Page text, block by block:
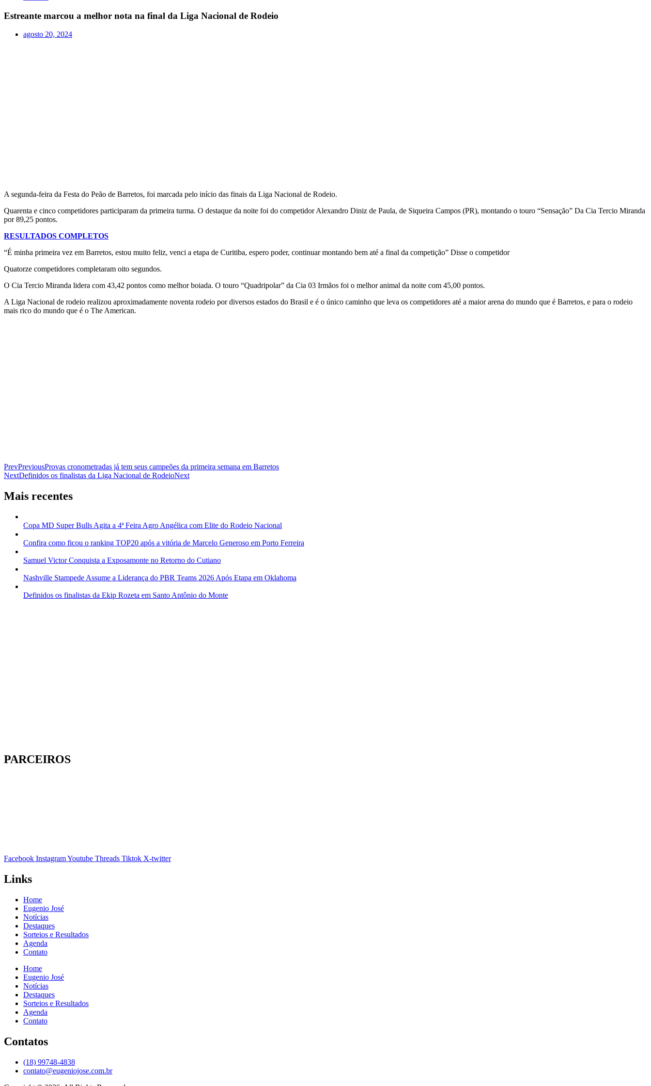
Estreante marcou a melhor nota na final da Liga Nacional de Rodeio
agosto 20, 2024
A segunda-feira da Festa do Peão de Barretos, foi marcada pelo início das finais da Liga Nacional de Rodeio.
Quarenta e cinco competidores participaram da primeira turma. O destaque da noite foi do competidor Alexandro Diniz de Paula, de Siqueira Campos (PR), montando o touro “Sensação” Da Cia Tercio Miranda
por 89,25 pontos.
RESULTADOS COMPLETOS
“É minha primeira vez em Barretos, estou muito feliz, venci a etapa de Curitiba, espero poder, continuar montando bem até a final da competição” Disse o competidor
Quatorze competidores completaram oito segundos.
O Cia Tercio Miranda lidera com 43,42 pontos como melhor boiada. O touro “Quadripolar” da Cia 03 Irmãos foi o melhor animal da noite com 45,00 pontos.
A Liga Nacional de rodeio realizou aproximadamente noventa rodeio por diversos estados do Brasil e é o único caminho que leva os competidores até a maior arena do mundo que é Barretos, e para o rodeio
mais rico do mundo que é o The American.
PrevPreviousProvas cronometradas já tem seus campeões da primeira semana em Barretos
NextDefinidos os finalistas da Liga Nacional de RodeioNext
Mais recentes
Copa MD Super Bulls Agita a 4ª Feira Agro Angélica com Elite do Rodeio Nacional
Confira como ficou o ranking TOP20 após a vitória de Marcelo Generoso em Porto Ferreira
Samuel Victor Conquista a Exposamonte no Retorno do Cutiano
Nashville Stampede Assume a Liderança do PBR Teams 2026 Após Etapa em Oklahoma
Definidos os finalistas da Ekip Rozeta em Santo Antônio do Monte
PARCEIROS
Facebook InstagramYoutube Threads Tiktok X-twitter
Links
Home
Eugenio José
Notícias
Destaques
Sorteios e Resultados
Agenda
Contato
Home
Eugenio José
Notícias
Destaques
Sorteios e Resultados
Agenda
Contato
Contatos
(18) 99748-4838
contato@eugeniojose.com.br